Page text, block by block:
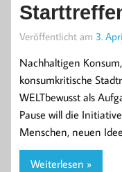
Veröffentlicht am 3.
Nachhaltigen
konsumkritische
WELTbewusst als
Pause will die
Menschen, neuen
Weiterlesen »